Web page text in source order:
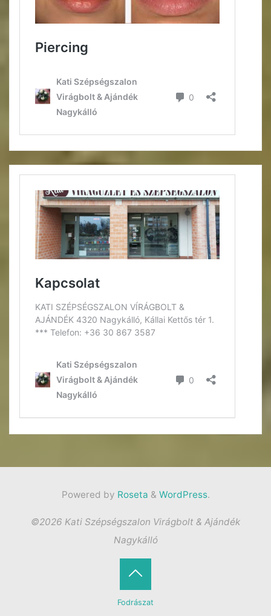
Powered by Roseta & WordPress.
©2026 Kati Szépségszalon Virágbolt & Ajándék
Nagykálló
Fodrászat
Back